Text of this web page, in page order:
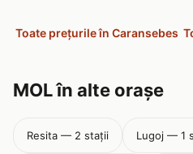
Toate prețurile în Caransebes
MOL în alte orașe
Resita — 2 stații Lugoj — 1